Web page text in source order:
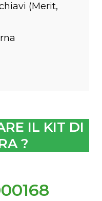
(Merit,
IL KIT DI
?